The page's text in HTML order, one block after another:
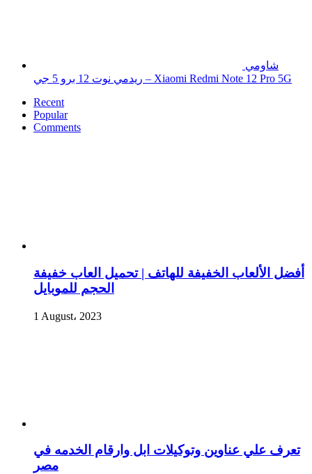
شاومي
ريدمي نوت 12 برو 5 جي – Xiaomi Redmi Note 12 Pro 5G
Recent
Popular
Comments
أفضل الألعاب الخفيفة للهاتف | تحميل العاب خفيفة
الحجم للموبايل
1 August، 2023
تعرف علي عناوين وتوكيلات ابل وارقام الخدمه في
مصر